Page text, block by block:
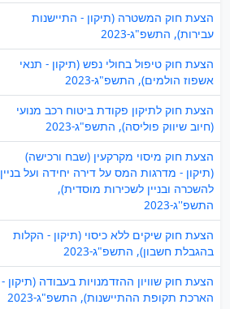
הצעת חוק המשטרה (תיקון - התיישנות
עבירות), התשפ"ג-2023
הצעת חוק טיפול בחולי נפש (תיקון - תנאי
אשפוז הולמים), התשפ"ג-2023
הצעת חוק לתיקון פקודת ביטוח רכב מנועי
(חיוב שיווק פוליסה), התשפ"ג-2023
הצעת חוק מיסוי מקרקעין (שבח ורכישה)
(תיקון - מדרגות המס על דירה יחידה ועל בניין
להשכרה ובניין לשכירות מוסדית),
התשפ''ג-2023
הצעת חוק שיקים ללא כיסוי (תיקון - הקלות
בהגבלת חשבון), התשפ"ג-2023
הצעת חוק שוויון ההזדמנויות בעבודה (תיקון -
הארכת תקופת ההתיישנות), התשפ"ג-2023